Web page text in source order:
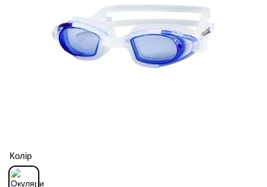
Колір